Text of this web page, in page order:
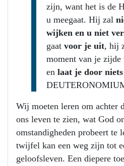
zijn, want het is de
u meegaat. Hij zal
wijken en u niet
gaat voor je uit, hij
moment van je zijde
en laat je door
Wij moeten leren om achter
ons leven te zien, wat God
omstandigheden probeert te
twijfel kan een weg zijn tot
geloofsleven. Een diepere